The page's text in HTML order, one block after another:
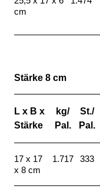
cm
Stärke 8 cm
L x B x
Stärke
kg/
Pal.
St./
Pal.
17 x 17
x 8 cm
1.717 333